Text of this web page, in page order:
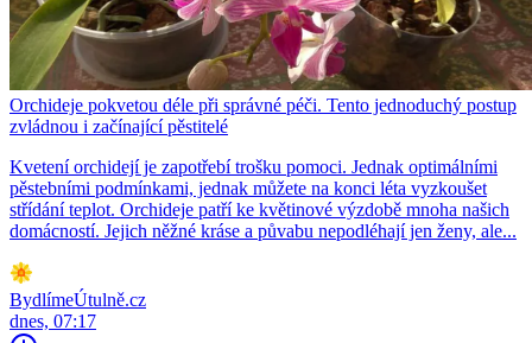
Orchideje pokvetou déle při správné péči. Tento jednoduchý postup
zvládnou i začínající pěstitelé
Kvetení orchidejí je zapotřebí trošku pomoci. Jednak optimálními
pěstebními podmínkami, jednak můžete na konci léta vyzkoušet
střídání teplot. Orchideje patří ke květinové výzdobě mnoha našich
domácností. Jejich něžné kráse a půvabu nepodléhají jen ženy, ale...
BydlímeÚtulně.cz
dnes, 07:17